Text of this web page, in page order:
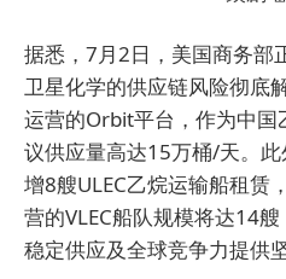
据悉，7月2日，美国商务部
卫星化学的供应链风险彻底
运营的Orbit平台，作为中国
议供应量高达15万桶/天。
增8艘ULEC乙烷运输船租赁
营的VLEC船队规模将达14
稳定供应及全球竞争力提供